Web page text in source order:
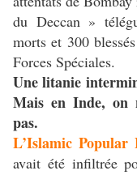
du Deccan »
morts et 300
Forces Spéciales.
Une litanie
Mais en Inde, on
pas.
L’Islamic
avait été infiltrée